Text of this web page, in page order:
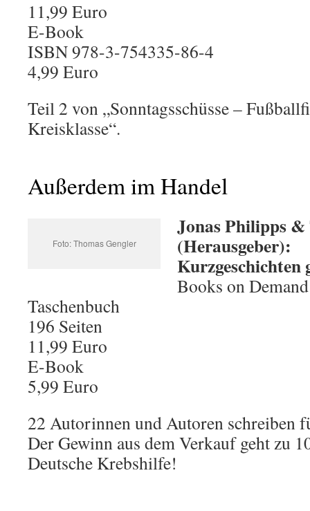
11,99 Euro
E-Book
ISBN 978-3-754335-86-4
4,99 Euro
Teil 2 von „Sonntagsschüsse –
Kreisklasse“.
Außerdem im Handel
Foto: Thomas Gengler
Jonas Philipps &
(Herausgeber):
Kurzgeschichten
Books on Demand
Taschenbuch
196 Seiten
11,99 Euro
E-Book
5,99 Euro
22 Autorinnen und Autoren schreiben
Der Gewinn aus dem Verkauf geht zu
Deutsche Krebshilfe!